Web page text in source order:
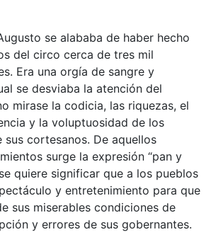
se alababa de haber hecho
del circo cerca de tres mil
Era una orgía de sangre y
se desviaba la atención del
mirase la codicia, las riquezas, el
y la voluptuosidad de los
sus cortesanos. De aquellos
surge la expresión “pan y
quiere significar que a los pueblos
y entretenimiento para que
sus miserables condiciones de
y errores de sus gobernantes.